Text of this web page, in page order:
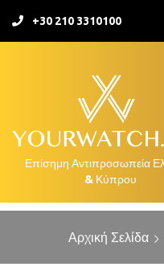
+30 210 3310100
Αρχική Σελίδα